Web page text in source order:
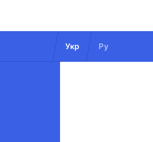
Укр Ру